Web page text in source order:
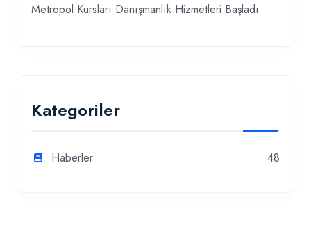
Metropol Kursları Danışmanlık Hizmetleri Başladı
Kategoriler
Haberler 48